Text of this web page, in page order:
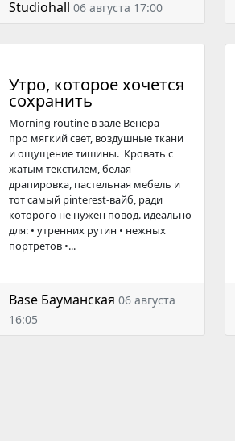
Studiohall 06 августа 17:00
Утро, которое хочется
сохранить
Morning routine в зале Венера —
про мягкий свет, воздушные ткани
и ощущение тишины. Кровать с
жатым текстилем, белая
драпировка, пастельная мебель и
тот самый pinterest-вайб, ради
которого не нужен повод. идеально
для: • утренних рутин • нежных
портретов •...
Base Бауманская 06 августа
16:05